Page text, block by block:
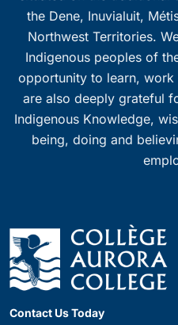
the Dene, Inuvialuit,
Northwest Territories.
Indigenous peoples of
opportunity to learn, work
are also deeply grateful
Indigenous Knowledge,
being, doing and
Contact Us Today